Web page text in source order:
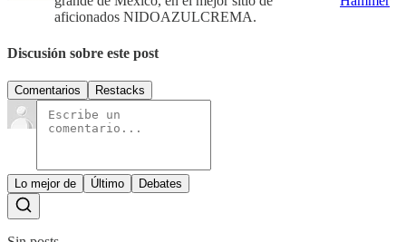
aficionados NIDOAZULCREMA.
Discusión sobre este post
Comentarios Restacks
Lo mejor de Último Debates